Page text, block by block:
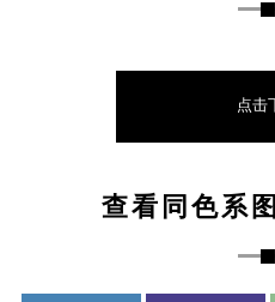
点击
查看同色系